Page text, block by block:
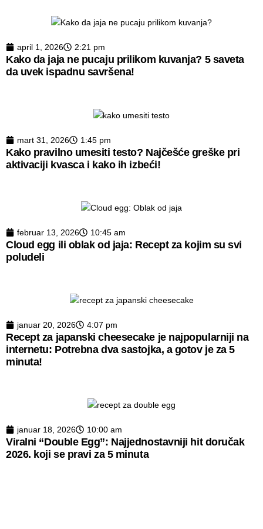
april 1, 2026 2:21 pm
Kako da jaja ne pucaju prilikom kuvanja? 5 saveta
da uvek ispadnu savršena!
mart 31, 2026 1:45 pm
Kako pravilno umesiti testo? Najčešće greške pri
aktivaciji kvasca i kako ih izbeći!
februar 13, 2026 10:45 am
Cloud egg ili oblak od jaja: Recept za kojim su svi
poludeli
januar 20, 2026 4:07 pm
Recept za japanski cheesecake je najpopularniji na
internetu: Potrebna dva sastojka, a gotov je za 5
minuta!
januar 18, 2026 10:00 am
Viralni “Double Egg”: Najjednostavniji hit doručak
2026. koji se pravi za 5 minuta